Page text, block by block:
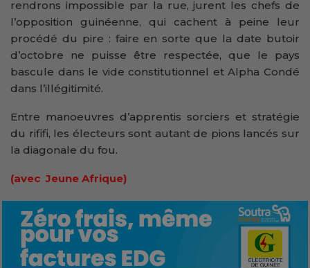
rendrons impossible par la rue, jurent les chefs de
l’opposition guinéenne, qui cachent à peine leur
procédé du pire : faire en sorte que la date butoir
d’octobre ne puisse être respectée, que le pays
bascule dans le vide constitutionnel et Alpha Condé
dans l’illégitimité.
Entre manoeuvres d’apprentis sorciers et stratégie
du rififi, les électeurs sont autant de pions lancés sur
la diagonale du fou.
(avec Jeune Afrique)